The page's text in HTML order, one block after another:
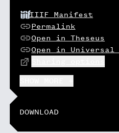
IIIF Manifest
Permalink
Open in Theseus
Open in Universal
DOWNLOAD